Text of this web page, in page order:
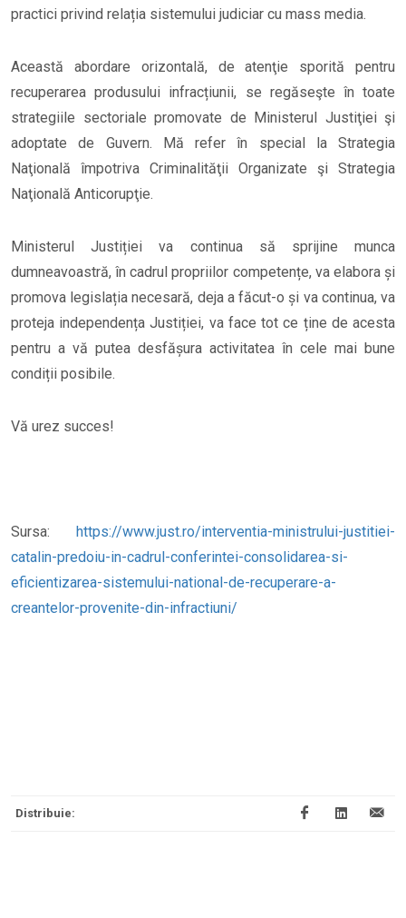
practici privind relația sistemului judiciar cu mass media.
Această abordare orizontală, de atenţie sporită pentru
recuperarea produsului infracțiunii, se regăseşte în toate
strategiile sectoriale promovate de Ministerul Justiţiei şi
adoptate de Guvern. Mă refer în special la Strategia
Naţională împotriva Criminalităţii Organizate şi Strategia
Naţională Anticorupţie.
Ministerul Justiției va continua să sprijine munca
dumneavoastră, în cadrul propriilor competențe, va elabora și
promova legislația necesară, deja a făcut-o și va continua, va
proteja independența Justiției, va face tot ce ține de acesta
pentru a vă putea desfășura activitatea în cele mai bune
condiții posibile.
Vă urez succes!
Sursa: https://www.just.ro/interventia-ministrului-justitiei-
catalin-predoiu-in-cadrul-conferintei-consolidarea-si-
eficientizarea-sistemului-national-de-recuperare-a-
creantelor-provenite-din-infractiuni/
Distribuie: